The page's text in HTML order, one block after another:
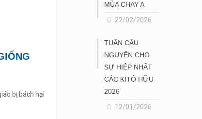
bị bách hại
MÙA CHAY A
22/02/2026
TUẦN CẦU
NGUYỆN CHO
SỰ HIỆP NHẤT
CÁC KITÔ HỮU
2026
12/01/2026